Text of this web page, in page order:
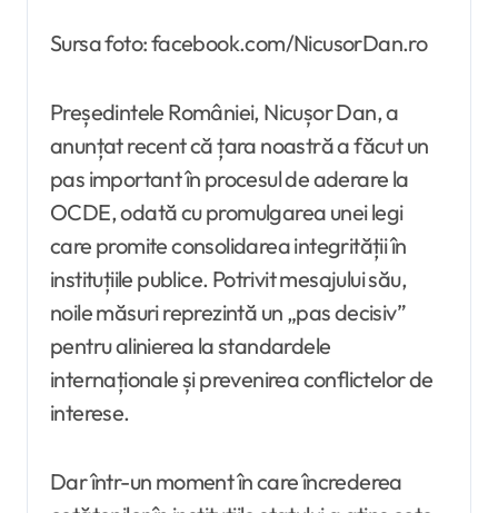
Sursa foto: facebook.com/NicusorDan.ro
Președintele României, Nicușor Dan, a
anunțat recent că țara noastră a făcut un
pas important în procesul de aderare la
OCDE, odată cu promulgarea unei legi
care promite consolidarea integrității în
instituțiile publice. Potrivit mesajului său,
noile măsuri reprezintă un „pas decisiv”
pentru alinierea la standardele
internaționale și prevenirea conflictelor de
interese.
Dar într-un moment în care încrederea